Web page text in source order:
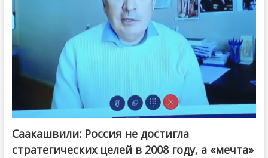
Саакашвили: Россия не достигла
стратегических целей в 2008 году, а «мечта»